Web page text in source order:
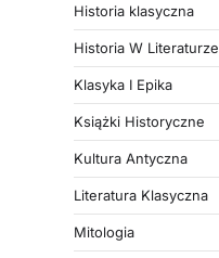
Historia klasyczna
Historia W Literaturze
Klasyka I Epika
Książki Historyczne
Kultura Antyczna
Literatura Klasyczna
Mitologia